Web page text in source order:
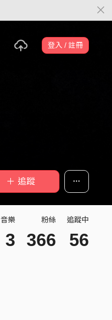
登入 / 註冊
＋ 追蹤
音樂
3
粉絲
366
追蹤中
56